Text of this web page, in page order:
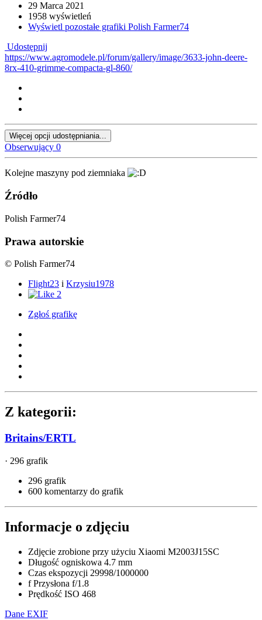
29 Marca 2021
1958 wyświetleń
Wyświetl pozostałe grafiki Polish Farmer74
Udostępnij
https://www.agromodele.pl/forum/gallery/image/3633-john-deere-
8rx-410-grimme-compacta-gl-860/
Więcej opcji udostępniania...
Obserwujący 0
Kolejne maszyny pod ziemniaka
Źródło
Polish Farmer74
Prawa autorskie
© Polish Farmer74
Flight23 i Krzysiu1978
2
Zgłoś grafikę
Z kategorii:
Britains/ERTL
· 296 grafik
296 grafik
600 komentarzy do grafik
Informacje o zdjęciu
Zdjęcie zrobione przy użyciu Xiaomi M2003J15SC
Długość ogniskowa 4.7 mm
Czas ekspozycji 29998/1000000
f Przysłona f/1.8
Prędkość ISO 468
Dane EXIF